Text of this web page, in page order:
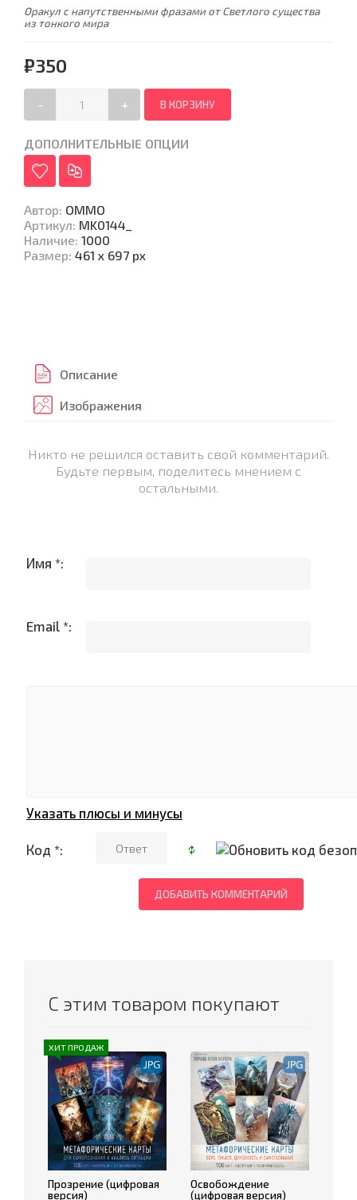
Оракул с напутственными фразами от Светлого существа
из тонкого мира
₽350
- +
ДОПОЛНИТЕЛЬНЫЕ ОПЦИИ
Автор: ОММО
Артикул: MK0144_
Наличие: 1000
Размер: 461 х 697 px
Описание
Изображения
Никто не решился оставить свой комментарий.
Будьте первым, поделитесь мнением с
остальными.
Имя *:
Email *:
Указать плюсы и минусы
Код *:
С этим товаром покупают
ХИТ ПРОДАЖ
Прозрение (цифровая
версия)
Освобождение
(цифровая версия)